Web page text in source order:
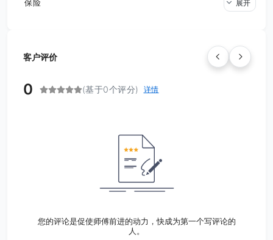
保险 展开
客户评价
0 (基于0个评分) 详情
您的评论是促使师傅前进的动力，快成为第一个写评论的
人。